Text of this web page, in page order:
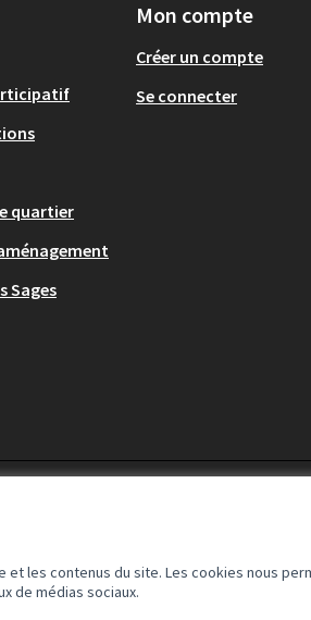
les contenus du site. Les cookies nous
de médias sociaux.
quartier
Sages
Mon compte
Créer un compte
Se connecter